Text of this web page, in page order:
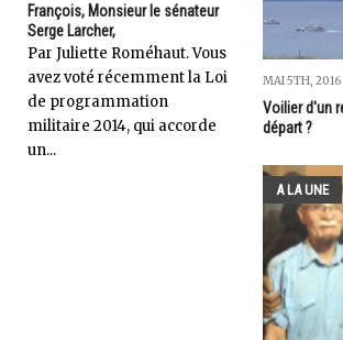
François, Monsieur le sénateur
Serge Larcher,
Par Juliette Roméhaut. Vous
avez voté récemment la Loi
de programmation
militaire 2014, qui accorde
un...
MAI 5TH, 2016
Voilier d'un
départ ?
A LA UNE